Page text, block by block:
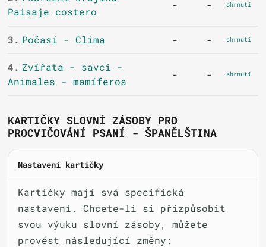
Paisaje costero
- - shrnutí
3. Počasí - Clima - - shrnutí
4. Zvířata - savci -
Animales - mamíferos
- - shrnutí
KARTIČKY SLOVNÍ ZÁSOBY PRO
PROCVIČOVÁNÍ PSANÍ - ŠPANĚLŠTINA
Nastavení kartičky
Kartičky mají svá specifická
nastavení. Chcete-li si přizpůsobit
svou výuku slovní zásoby, můžete
provést následující změny: